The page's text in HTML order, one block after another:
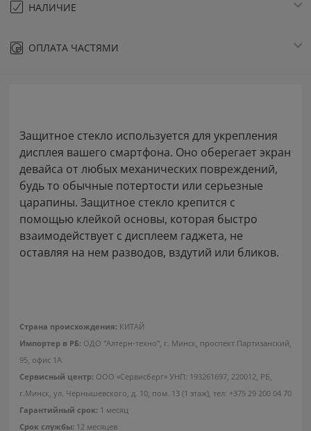
НАЛИЧИЕ
ОПЛАТА ЧАСТЯМИ
Защитное стекло используется для укрепления
дисплея вашего смартфона. Оно оберегает экран
девайса от любых механических повреждений,
будь то обычные потертости или серьезные
царапины. Защитное стекло крепится с
помощью клейкой основы, которая быстро
взаимодействует с дисплеем гаджета, не
оставляя на нем разводов, вздутий или бликов.
Страна происхождения: КИТАЙ
Импортер в РБ: ОДО "Алтерн-техно", г. Минск, проспект Партизанский,
95, офис 1А
Сервисный центр: ООО «Сервисберг» УНП: 193261697, 220012, РБ,
г.Минск, ул. Чернышевского, д. 10, пом. 13 (1 этаж), тел: +375 29 200 04 70
Гарантийный срок: 1 месяц
Срок службы: 12 месяцев
5.0Отвертка Xiaomi Mi
Precision Screwdriver Kit
1.88 руб/мес
Xiaomi 90W HyperCharge
Combo